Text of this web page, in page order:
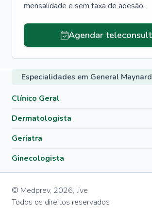
mensalidade e sem taxa de adesão.
Agendar
Especialidades em General
Clínico Geral
Dermatologista
Geriatra
Ginecologista
© Medprev, 2026, live
Todos os direitos reservados